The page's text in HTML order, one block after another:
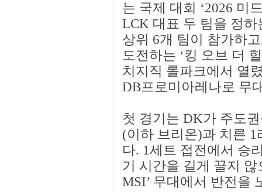
는 국제 대회 ‘2026 미
LCK 대표 두 팀을 정하
상위 6개 팀이 참가하
도전하는 ‘킹 오브 더
치지직 롤파크에서 열
DB프로미아레나로 무
첫 경기는 DK가 주도
(이하 브리온)과 치른
다. 1세트 접전에서 승
기 시간을 길게 끌지
MSI’ 무대에서 반전을